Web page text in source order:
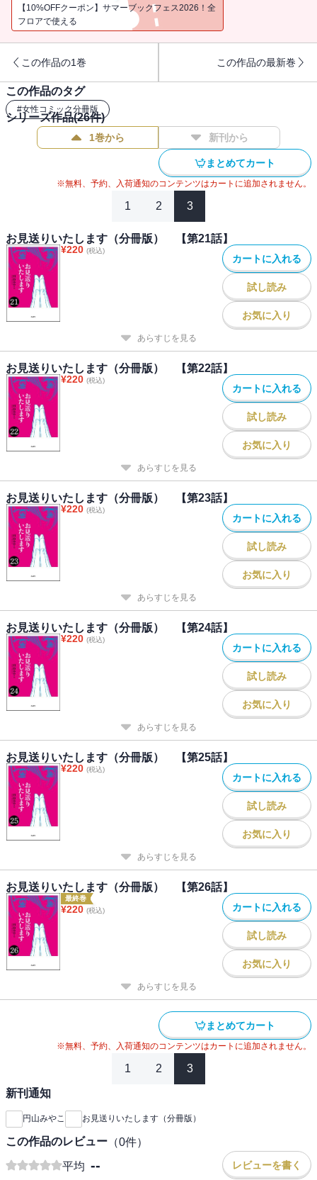
【10%OFFクーポン】サマーブックフェス2026！全
フロアで使える
この作品の1巻 この作品の最新巻
この作品のタグ
#女性コミック分冊版
シリーズ作品(26件)
1巻から 新刊から
まとめてカート
※無料、予約、入荷通知のコンテンツはカートに追加されません。
1 2 3
お見送りいたします（分冊版） 【第21話】
¥220 (税込)
カートに入れる
試し読み
お気に入り
あらすじを見る
お見送りいたします（分冊版） 【第22話】
¥220 (税込)
カートに入れる
試し読み
お気に入り
あらすじを見る
お見送りいたします（分冊版） 【第23話】
¥220 (税込)
カートに入れる
試し読み
お気に入り
あらすじを見る
お見送りいたします（分冊版） 【第24話】
¥220 (税込)
カートに入れる
試し読み
お気に入り
あらすじを見る
お見送りいたします（分冊版） 【第25話】
¥220 (税込)
カートに入れる
試し読み
お気に入り
あらすじを見る
お見送りいたします（分冊版） 【第26話】
最終巻
¥220 (税込) カートに入れる
試し読み
お気に入り
あらすじを見る
まとめてカート
※無料、予約、入荷通知のコンテンツはカートに追加されません。
1 2 3
新刊通知
円山みやこ お見送りいたします（分冊版）
この作品のレビュー （0件）
平均 -- レビューを書く